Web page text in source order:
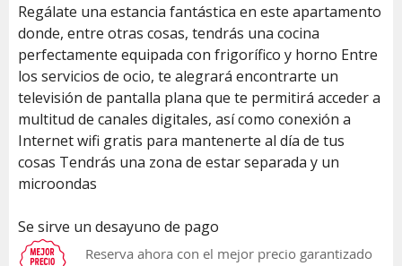
Regálate una estancia fantástica en este apartamento
donde, entre otras cosas, tendrás una cocina
perfectamente equipada con frigorífico y horno Entre
los servicios de ocio, te alegrará encontrarte un
televisión de pantalla plana que te permitirá acceder a
multitud de canales digitales, así como conexión a
Internet wifi gratis para mantenerte al día de tus
cosas Tendrás una zona de estar separada y un
microondas
Se sirve un desayuno de pago
Reserva ahora con el mejor precio garantizado